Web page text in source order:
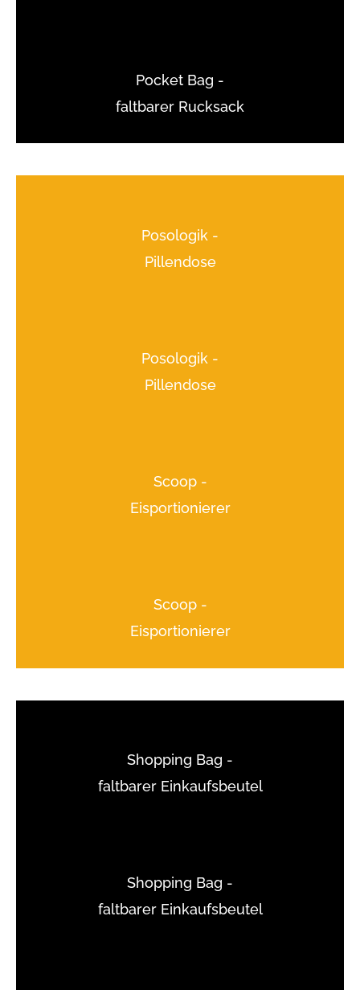
Pocket Bag -
faltbarer Rucksack
Posologik -
Pillendose
Posologik -
Pillendose
Scoop -
Eisportionierer
Scoop -
Eisportionierer
Shopping Bag -
faltbarer Einkaufsbeutel
Shopping Bag -
faltbarer Einkaufsbeutel